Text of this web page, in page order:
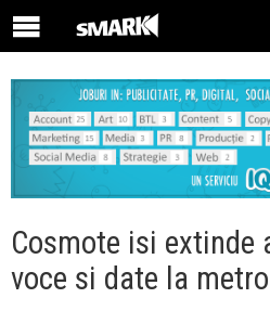
Cosmote isi extinde
voce si date la